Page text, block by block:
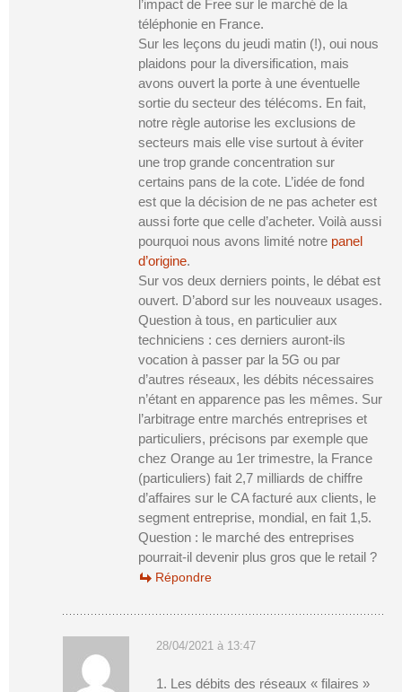
l’impact de Free sur le marché de la
téléphonie en France.
Sur les leçons du jeudi matin (!), oui nous
plaidons pour la diversification, mais
avons ouvert la porte à une éventuelle
sortie du secteur des télécoms. En fait,
notre règle autorise les exclusions de
secteurs mais elle vise surtout à éviter
une trop grande concentration sur
certains pans de la cote. L’idée de fond
est que la décision de ne pas acheter est
aussi forte que celle d’acheter. Voilà aussi
pourquoi nous avons limité notre panel
d’origine.
Sur vos deux derniers points, le débat est
ouvert. D’abord sur les nouveaux usages.
Question à tous, en particulier aux
techniciens : ces derniers auront-ils
vocation à passer par la 5G ou par
d’autres réseaux, les débits nécessaires
n’étant en apparence pas les mêmes. Sur
l’arbitrage entre marchés entreprises et
particuliers, précisons par exemple que
chez Orange au 1er trimestre, la France
(particuliers) fait 2,7 milliards de chiffre
d’affaires sur le CA facturé aux clients, le
segment entreprise, mondial, en fait 1,5.
Question : le marché des entreprises
pourrait-il devenir plus gros que le retail ?
Répondre
28/04/2021 à 13:47
1. Les débits des réseaux « filaires »